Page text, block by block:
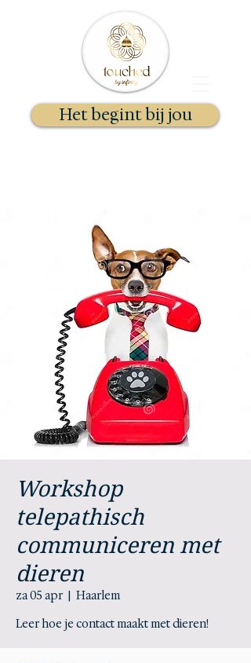
Het begint bij jou
Workshop
telepathisch
communiceren met
dieren
za 05 apr
  |
Haarlem
Leer hoe je contact maakt met dieren!